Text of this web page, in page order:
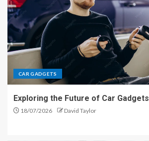
CAR GADGETS
Exploring the Future of Car Gadgets
18/07/2026 David Taylor